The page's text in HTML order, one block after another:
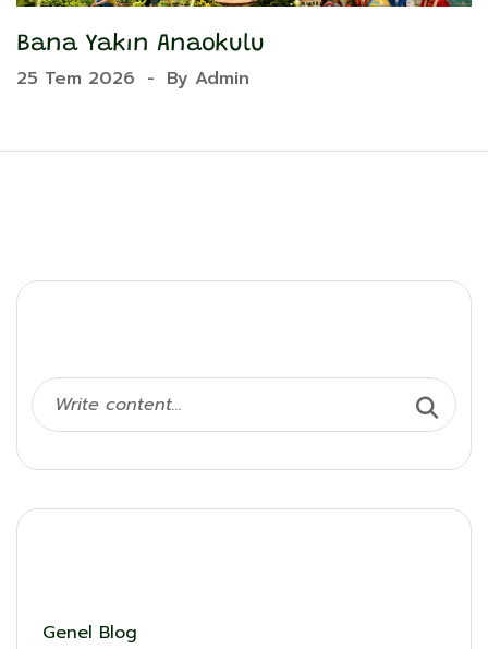
Bana Yakın Anaokulu
25 Tem 2026 - By Admin
Genel Blog